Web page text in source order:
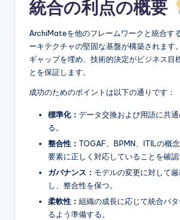
統合の利点の概要
ArchiMateを他のフレームワークと統合す
ーキテクチャの堅固な基盤が構築されます
ギャップを埋め、技術的決定がビジネス目
とを保証します。
成功のためのポイントは以下の通りです：
標準化： データ交換および用語に共
る。
整合性： TOGAF、BPMN、ITILの概
要素に正しく対応していることを確認
ガバナンス： モデルの変更に対して
し、整合性を保つ。
柔軟性： 組織の成長に応じて統合パ
るよう準備する。